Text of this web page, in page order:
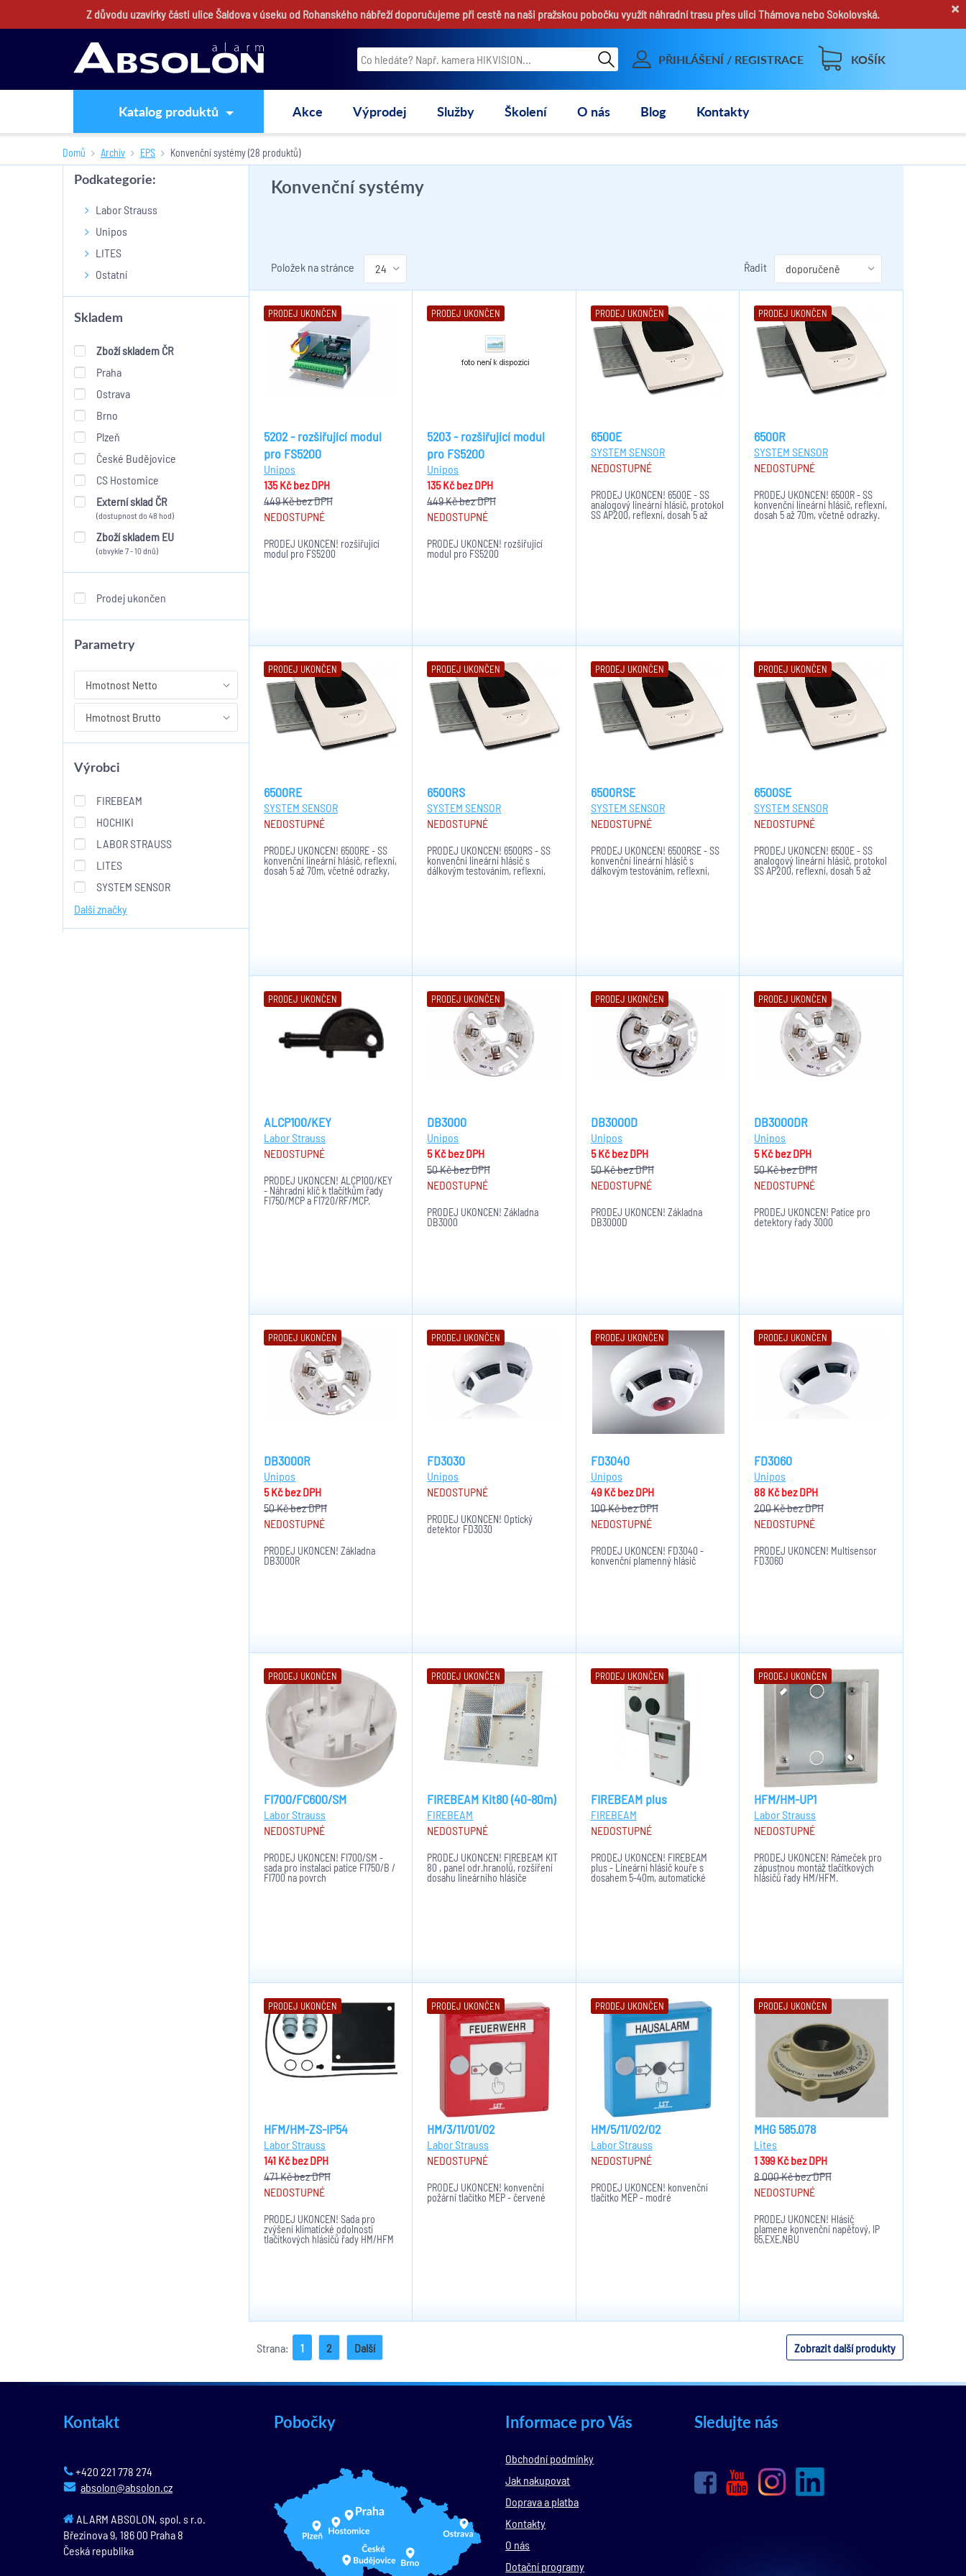
×
Z důvodu uzavírky části ulice Šaldova v úseku od Rohanského nábřeží doporučujeme při cestě na naši pražskou pobočku využít náhradní trasu přes ulici Thámova nebo Sokolovská.
PŘIHLÁŠENÍ / REGISTRACE KOŠÍK
Katalog produktů Akce Výprodej Služby Školení O nás Blog Kontakty
Domů Archiv EPS Konvenční systémy(28 produktů)
Podkategorie:
Labor Strauss
Unipos
LITES
Ostatní
Skladem
Zboží skladem ČR
Praha
Ostrava
Brno
Plzeň
České Budějovice
CS Hostomice
Externí sklad ČR
(dostupnost do 48 hod)
Zboží skladem EU
(obvykle 7 - 10 dnů)
Prodej ukončen
Parametry
Hmotnost Netto
Hmotnost Brutto
Výrobci
FIREBEAM
HOCHIKI
LABOR STRAUSS
LITES
SYSTEM SENSOR
Další značky
Konvenční systémy
Položek na stránce Řadit
PRODEJ UKONČEN
5202 - rozšiřující modul
pro FS5200
Unipos
135 Kčbez DPH
449 Kčbez DPH
NEDOSTUPNÉ
PRODEJ UKONČEN! rozšiřující
modul pro FS5200
PRODEJ UKONČEN
5203 - rozšiřující modul
pro FS5200
Unipos
135 Kčbez DPH
449 Kčbez DPH
NEDOSTUPNÉ
PRODEJ UKONČEN! rozšiřující
modul pro FS5200
PRODEJ UKONČEN
6500E
SYSTEM SENSOR
NEDOSTUPNÉ
PRODEJ UKONČEN! 6500E - SS
analogový lineární hlásič, protokol
SS AP200, reflexní, dosah 5 až
PRODEJ UKONČEN
6500R
SYSTEM SENSOR
NEDOSTUPNÉ
PRODEJ UKONČEN! 6500R - SS
konvenční lineární hlásič, reflexní,
dosah 5 až 70m, včetně odrazky.
PRODEJ UKONČEN
6500RE
SYSTEM SENSOR
NEDOSTUPNÉ
PRODEJ UKONČEN! 6500RE - SS
konvenční lineární hlásič, reflexní,
dosah 5 až 70m, včetně odrazky,
PRODEJ UKONČEN
6500RS
SYSTEM SENSOR
NEDOSTUPNÉ
PRODEJ UKONČEN! 6500RS - SS
konvenční lineární hlásič s
dálkovým testováním, reflexní,
dosah 5 až70m, včetně odrazky
PRODEJ UKONČEN
6500RSE
SYSTEM SENSOR
NEDOSTUPNÉ
PRODEJ UKONČEN! 6500RSE - SS
konvenční lineární hlásič s
dálkovým testováním, reflexní,
dosah 5 až70m, včetně odrazky
PRODEJ UKONČEN
6500SE
SYSTEM SENSOR
NEDOSTUPNÉ
PRODEJ UKONČEN! 6500E - SS
analogový lineární hlásič, protokol
SS AP200, reflexní, dosah 5 až
PRODEJ UKONČEN
ALCP100/KEY
Labor Strauss
NEDOSTUPNÉ
PRODEJ UKONČEN! ALCP100/KEY
- Náhradní klíč k tlačítkům řady
FI750/MCP a FI720/RF/MCP.
PRODEJ UKONČEN
DB3000
Unipos
5 Kčbez DPH
50 Kčbez DPH
NEDOSTUPNÉ
PRODEJ UKONČEN! Základna
DB3000
PRODEJ UKONČEN
DB3000D
Unipos
5 Kčbez DPH
50 Kčbez DPH
NEDOSTUPNÉ
PRODEJ UKONČEN! Základna
DB3000D
PRODEJ UKONČEN
DB3000DR
Unipos
5 Kčbez DPH
50 Kčbez DPH
NEDOSTUPNÉ
PRODEJ UKONČEN! Patice pro
detektory řady 3000
PRODEJ UKONČEN
DB3000R
Unipos
5 Kčbez DPH
50 Kčbez DPH
NEDOSTUPNÉ
PRODEJ UKONČEN! Základna
DB3000R
PRODEJ UKONČEN
FD3030
Unipos
NEDOSTUPNÉ
PRODEJ UKONČEN! Optický
detektor FD3030
PRODEJ UKONČEN
FD3040
Unipos
49 Kčbez DPH
100 Kčbez DPH
NEDOSTUPNÉ
PRODEJ UKONČEN! FD3040 -
konvenční plamenný hlásič
PRODEJ UKONČEN
FD3060
Unipos
88 Kčbez DPH
200 Kčbez DPH
NEDOSTUPNÉ
PRODEJ UKONČEN! Multisensor
FD3060
PRODEJ UKONČEN
FI700/FC600/SM
Labor Strauss
NEDOSTUPNÉ
PRODEJ UKONČEN! FI700/SM -
sada pro instalaci patice FI750/B /
FI700 na povrch
PRODEJ UKONČEN
FIREBEAM Kit80 (40-80m)
FIREBEAM
NEDOSTUPNÉ
PRODEJ UKONČEN! FIREBEAM KIT
80 , panel odr.hranolů, rozšíření
dosahu lineárního hlásiče
PRODEJ UKONČEN
FIREBEAM plus
FIREBEAM
NEDOSTUPNÉ
PRODEJ UKONČEN! FIREBEAM
plus - Lineární hlásič kouře s
dosahem 5-40m, automatické
PRODEJ UKONČEN
HFM/HM-UP1
Labor Strauss
NEDOSTUPNÉ
PRODEJ UKONČEN! Rámeček pro
zápustnou montáž tlačítkových
hlásičů řady HM/HFM.
PRODEJ UKONČEN
HFM/HM-ZS-IP54
Labor Strauss
141 Kčbez DPH
471 Kčbez DPH
NEDOSTUPNÉ
PRODEJ UKONČEN! Sada pro
zvýšení klimatické odolnosti
tlačítkových hlásičů řady HM/HFM
PRODEJ UKONČEN
HM/3/11/01/02
Labor Strauss
NEDOSTUPNÉ
PRODEJ UKONČEN! konvenční
požární tlačítko MEP - červené
PRODEJ UKONČEN
HM/5/11/02/02
Labor Strauss
NEDOSTUPNÉ
PRODEJ UKONČEN! konvenční
tlačítko MEP - modré
PRODEJ UKONČEN
MHG 585.078
Lites
1 399 Kčbez DPH
8 000 Kčbez DPH
NEDOSTUPNÉ
PRODEJ UKONČEN! Hlásič
plamene konvenční napěťový, IP
65,EXE,NBÚ
Zobrazit další produkty
Strana: 1 2 Další
Kontakt
+420 221 778 274
absolon@absolon.cz
ALARM ABSOLON, spol. s r.o.
Březinova 9,186 00 Praha 8
Česká republika
Pobočky Informace pro Vás
Obchodní podmínky
Jak nakupovat
Doprava a platba
Kontakty
O nás
Dotační programy
Sledujte nás